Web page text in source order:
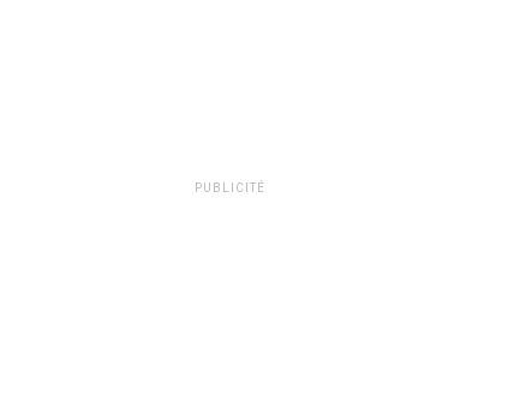
PUBLICITÉ